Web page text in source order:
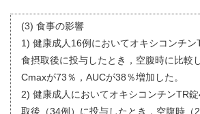
(3) 食事の影響
1) 健康成人16例においてオキシコンチ
食摂取後に投与したとき，空腹時に比較
Cmaxが73％，AUCが38％増加した。
2) 健康成人においてオキシコンチンTR
取後（34例）に投与したとき，空腹時（